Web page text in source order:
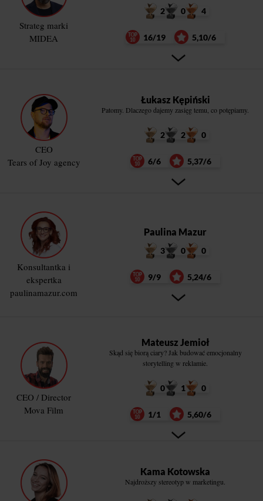
Strateg marki
MIDEA
2 0 4
16/19 5,10/6
CEO
Tears of Joy agency
Łukasz Kępiński
Patomy. Dlaczego dajemy zasięg temu, co potępiamy.
2 2 0
6/6 5,37/6
Konsultantka i
ekspertka
paulinamazur.com
Paulina Mazur
3 0 0
9/9 5,24/6
CEO / Director
Mova Film
Mateusz Jemioł
Skąd się biorą ciary? Jak budować emocjonalny
storytelling w reklamie.
0 1 0
1/1 5,60/6
Kama Kotowska
Najdroższy stereotyp w marketingu.